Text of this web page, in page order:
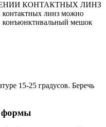
КОНТАКТНЫХ ЛИНЗ
линз можно
конъюнктивальный мешок
15-25 градусов. Беречь
формы